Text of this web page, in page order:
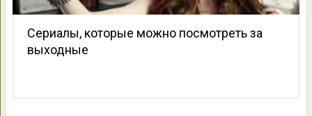
Сериалы, которые можно посмотреть за
выходные